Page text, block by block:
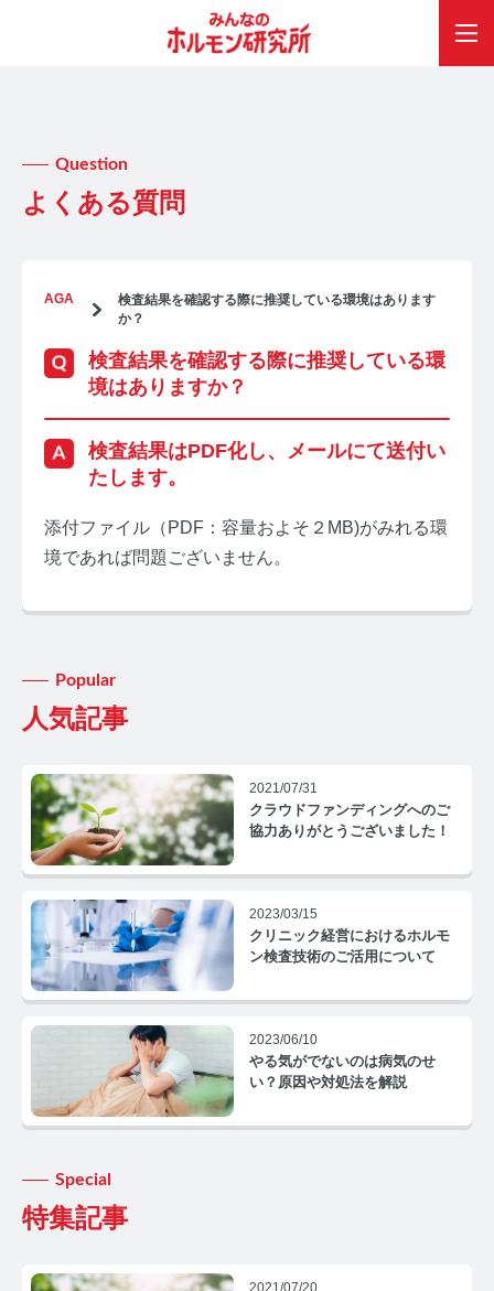
メディアコンセプト
AGAコラム TOP
テストステロン
コルチゾール
コルチゾールコラム TOP
PMSコラム TOP
更年期コラム TOP
ネコの健康
ネコの健康コラム TOP
よくある質問
Question
AGA
検査結果を確認する際に推奨している環境はあります
か？
検査結果を確認する際に推奨している環
境はありますか？
検査結果はPDF化し、メールにて送付い
たします。
添付ファイル（PDF：容量およそ２MB)がみれる環
境であれば問題ございません。
人気記事
Popular
2021/07/31
クラウドファンディングへのご
協力ありがとうございました！
2023/03/15
クリニック経営におけるホルモ
ン検査技術のご活用について
2023/06/10
やる気がでないのは病気のせ
い？原因や対処法を解説
特集記事
Special
2021/07/20